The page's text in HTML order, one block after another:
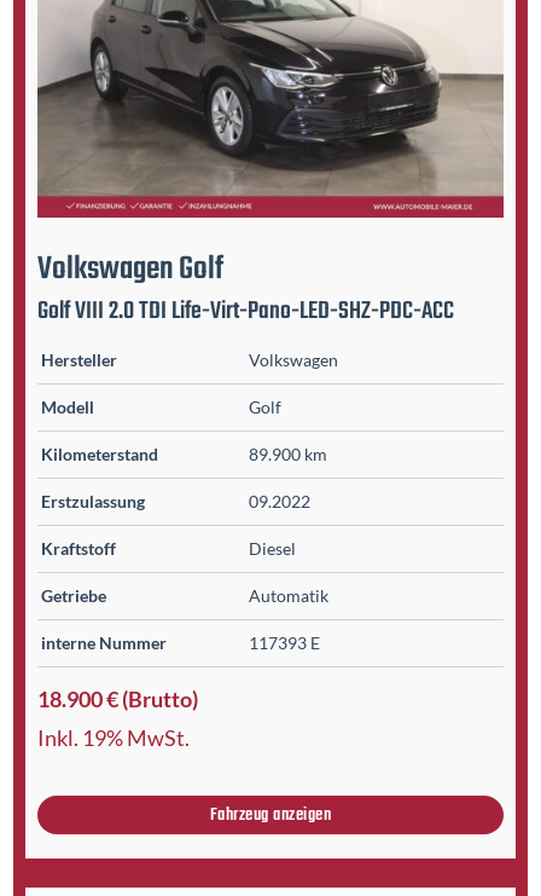
VolkswagenGolf
Golf VIII 2.0 TDI Life-Virt-Pano-LED-SHZ-PDC-ACC
Hersteller Volkswagen
Modell Golf
Kilometer­stand 89.900 km
Erst­zulassung 09.2022
Kraftstoff Diesel
Getriebe Automatik
interne Nummer 117393 E
18.900 € (Brutto)
Inkl. 19% MwSt.
Fahrzeug anzeigen